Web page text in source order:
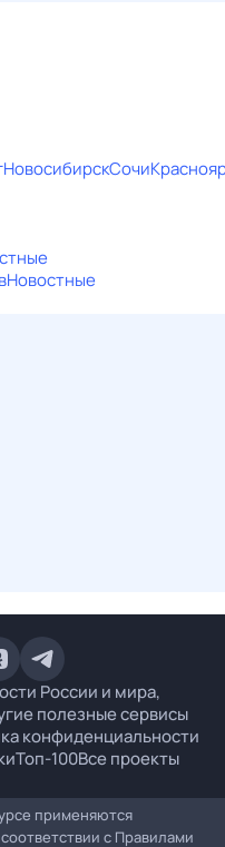
НовосибирскСочи
Новостные
России и мира,
полезные сервисы
конфиденциальности
Топ-100Все проекты
применяются
с Правилами